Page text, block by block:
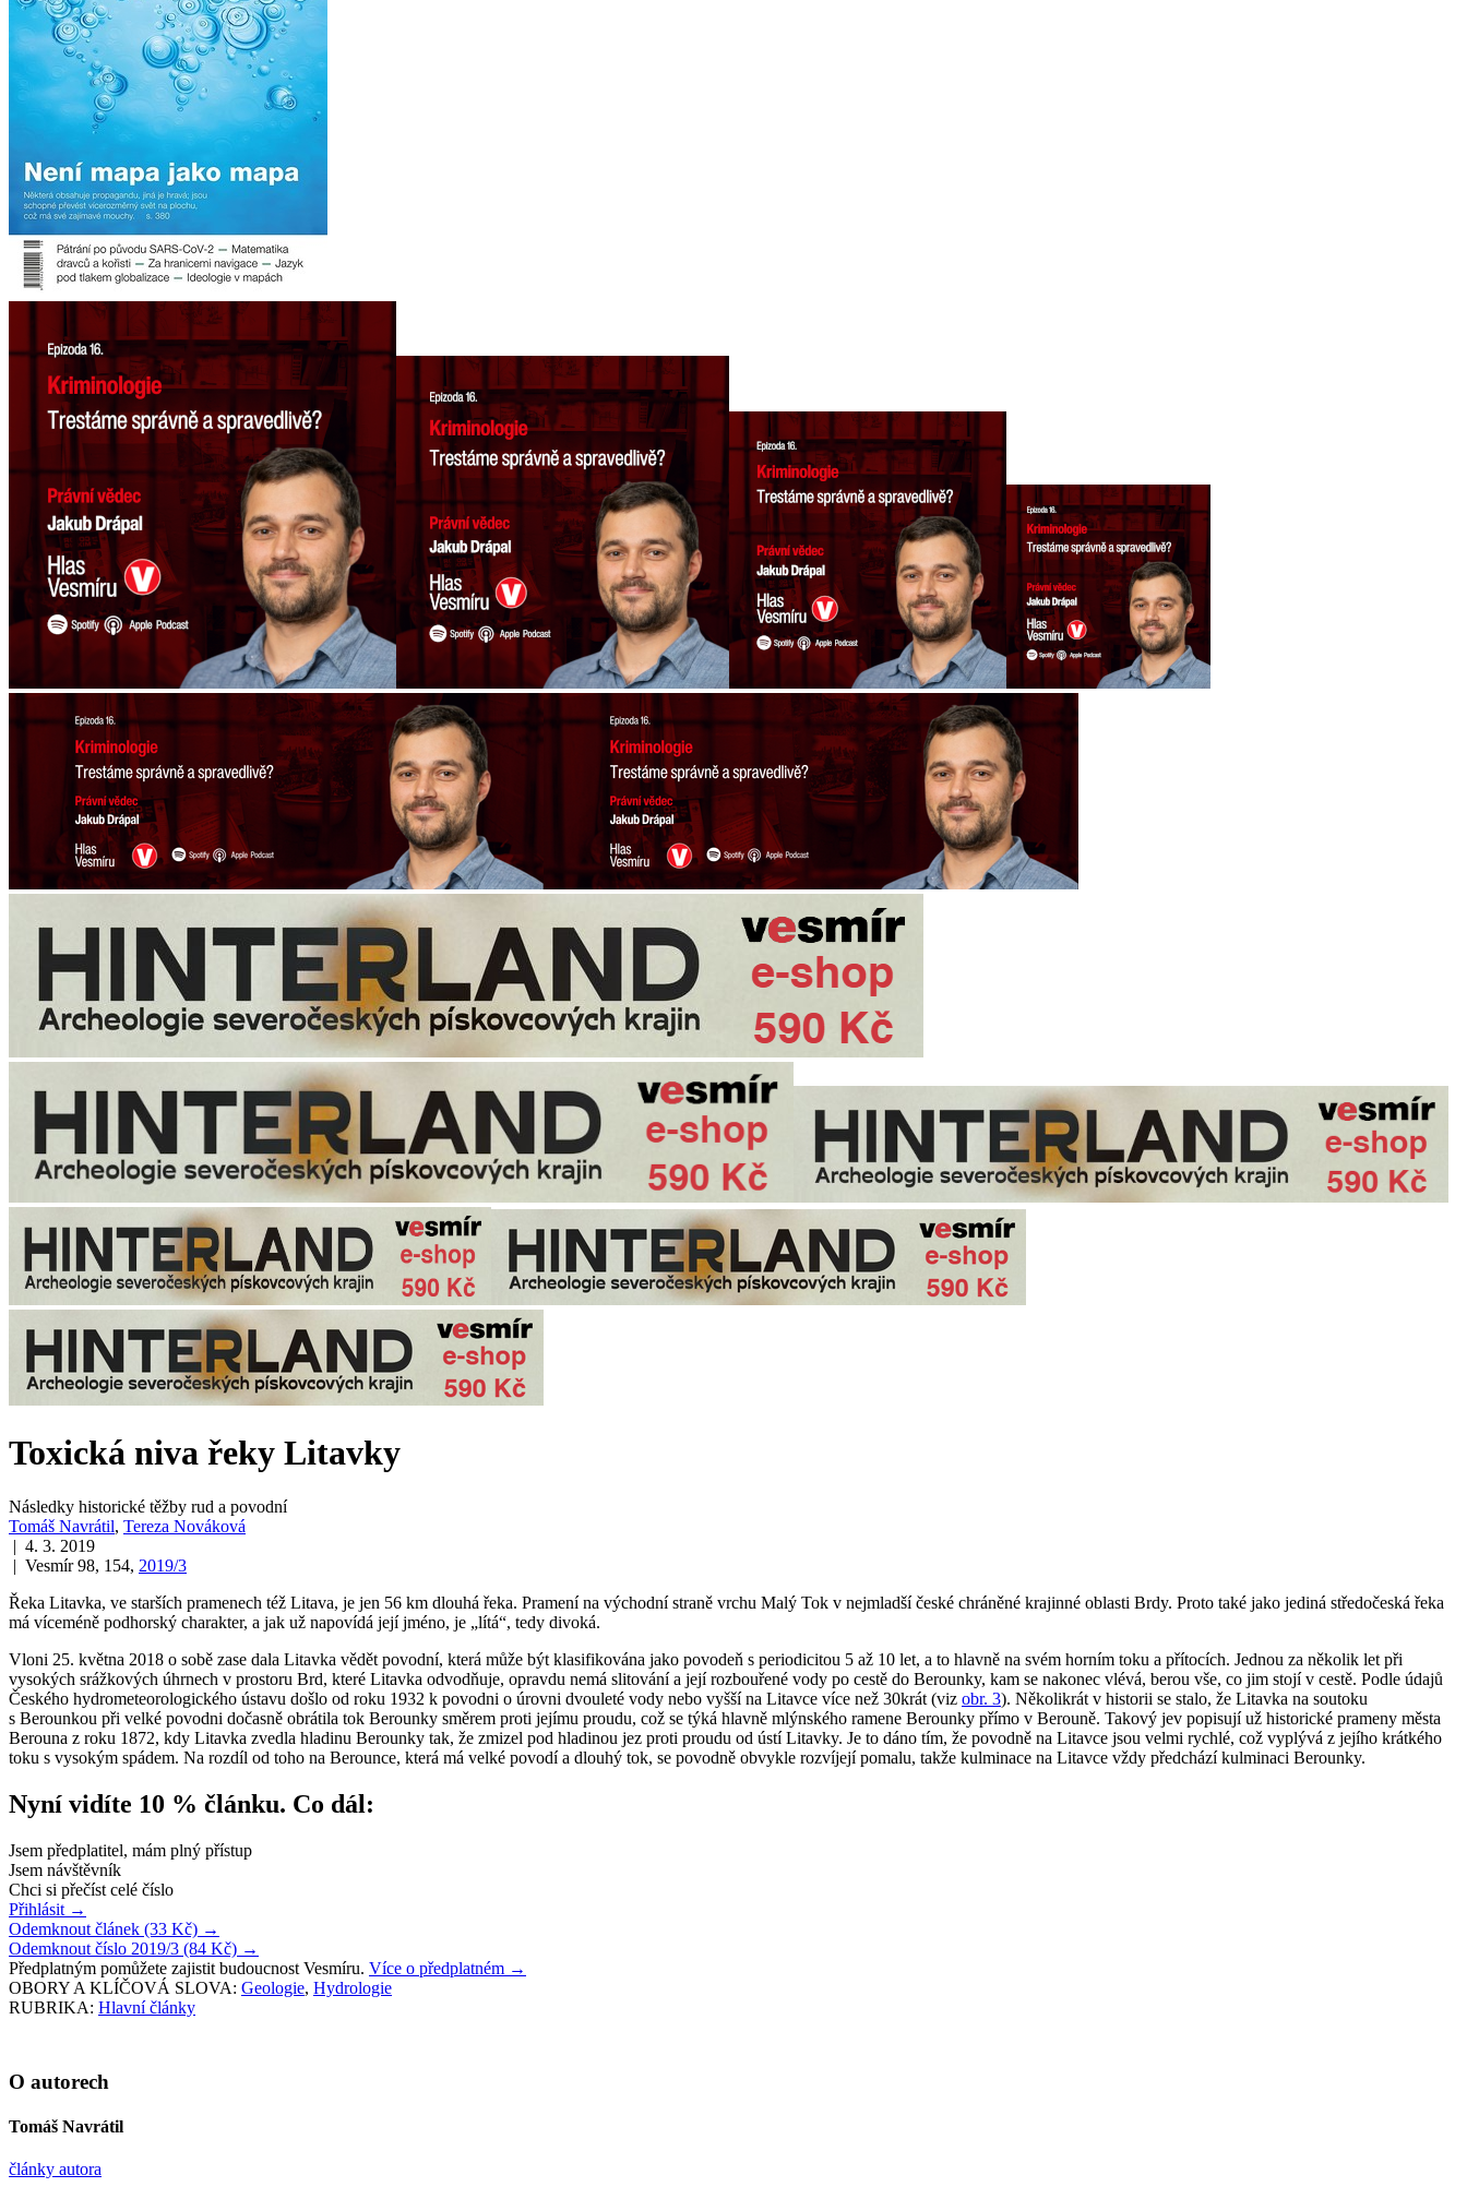
Toxická niva řeky Litavky
Následky historické těžby rud a povodní
Tomáš Navrátil, Tereza Nováková
| 4. 3. 2019
| Vesmír 98, 154, 2019/3
Řeka Litavka, ve starších pramenech též Litava, je jen 56 km dlouhá řeka. Pramení na východní straně vrchu Malý Tok v nejmladší české chráněné krajinné oblasti Brdy. Proto také jako jediná středočeská řeka
má víceméně podhorský charakter, a jak už napovídá její jméno, je „lítá“, tedy divoká.
Vloni 25. května 2018 o sobě zase dala Litavka vědět povodní, která může být klasifikována jako povodeň s periodicitou 5 až 10 let, a to hlavně na svém horním toku a přítocích. Jednou za několik let při
vysokých srážkových úhrnech v prostoru Brd, které Litavka odvodňuje, opravdu nemá slitování a její rozbouřené vody po cestě do Berounky, kam se nakonec vlévá, berou vše, co jim stojí v cestě. Podle údajů
Českého hydrometeorologického ústavu došlo od roku 1932 k povodni o úrovni dvouleté vody nebo vyšší na Litavce více než 30krát (viz obr. 3). Několikrát v historii se stalo, že Litavka na soutoku
s Berounkou při velké povodni dočasně obrátila tok Berounky směrem proti jejímu proudu, což se týká hlavně mlýnského ramene Berounky přímo v Berouně. Takový jev popisují už historické prameny města
Berouna z roku 1872, kdy Litavka zvedla hladinu Berounky tak, že zmizel pod hladinou jez proti proudu od ústí Litavky. Je to dáno tím, že povodně na Litavce jsou velmi rychlé, což vyplývá z jejího krátkého
toku s vysokým spádem. Na rozdíl od toho na Berounce, která má velké povodí a dlouhý tok, se povodně obvykle rozvíjejí pomalu, takže kulminace na Litavce vždy předchází kulminaci Berounky.
Nyní vidíte 10 % článku. Co dál:
Jsem předplatitel, mám plný přístup
Jsem návštěvník
Chci si přečíst celé číslo
Přihlásit →
Odemknout článek (33 Kč) →
Odemknout číslo 2019/3 (84 Kč) →
Předplatným pomůžete zajistit budoucnost Vesmíru. Více o předplatném →
OBORY A KLÍČOVÁ SLOVA: Geologie, Hydrologie
RUBRIKA: Hlavní články
O autorech
Tomáš Navrátil
články autora